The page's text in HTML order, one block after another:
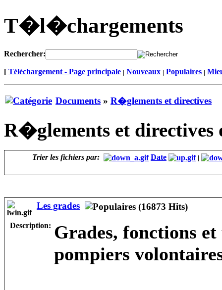
T�l�chargements
Rechercher:
[ Téléchargement - Page principale | Nouveaux | Populaires |
Documents » R�glements et directives
R�glements et directives
Trier les fichiers par: Date |
Les grades
Description: Grades, fonctions
pompiers